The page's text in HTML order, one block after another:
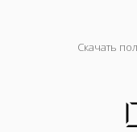
Скачать